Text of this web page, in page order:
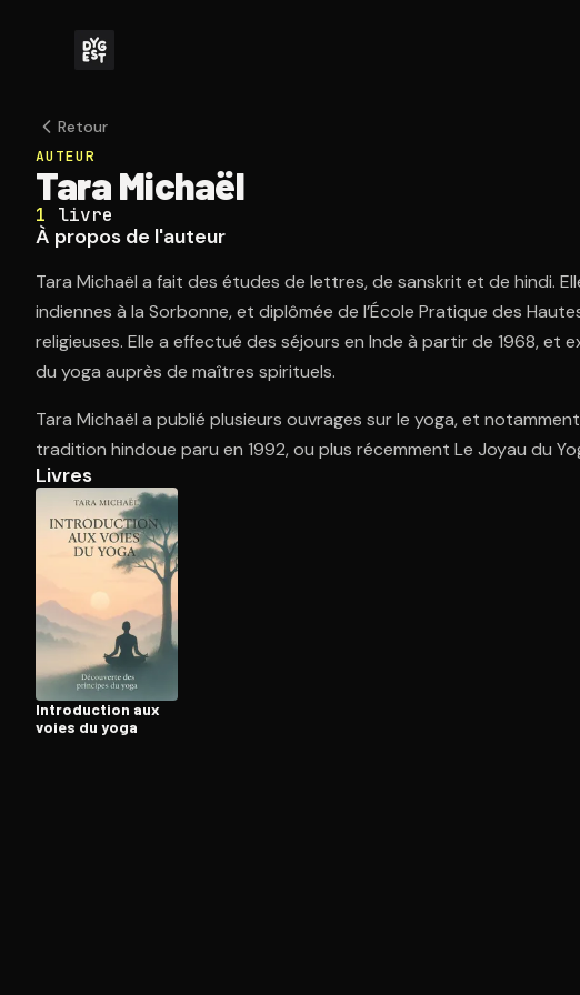
Ouvre l'app Appareil photo, pointe sur le code. C'est gratuit à
Retour
AUTEUR
Tara Michaël
1 livre
À propos de l'auteur
Tara Michaël a fait des études de lettres, de sanskrit et de hindi.
indiennes à la Sorbonne, et diplômée de l’École Pratique des
religieuses. Elle a effectué des séjours en Inde à partir de 1968, et
du yoga auprès de maîtres spirituels.
Tara Michaël a publié plusieurs ouvrages sur le yoga, et notamment
tradition hindoue paru en 1992, ou plus récemment Le Joyau du
Livres
In­tro­duc­tion aux
voies du yoga